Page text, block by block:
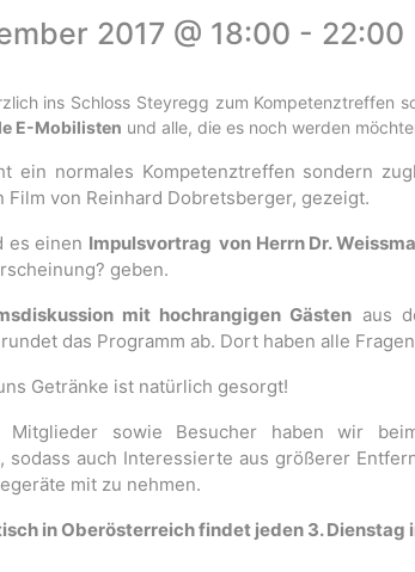
2017 @ 18:00 - 22:00
ins Schloss Steyregg zum Kompetenztreffen
E-Mobilisten und alle, die es noch werden
ein normales Kompetenztreffen sondern
Film von Reinhard Dobretsberger, gezeigt.
es einen Impulsvortrag von Herrn Dr.
geben.
mit hochrangigen Gästen aus
das Programm ab. Dort haben alle
Getränke ist natürlich gesorgt!
Mitglieder sowie Besucher haben wir
sodass auch Interessierte aus größerer
mit zu nehmen.
in Oberösterreich findet jeden 3. Dienstag